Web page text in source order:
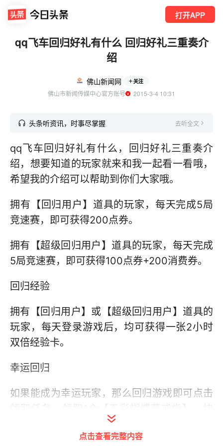
打开APP
qq飞车回归好礼有什么 回归好礼三重奏介
绍
佛山新闻网 关注
佛山市新闻传媒中心官方账号
  2015-3-4 10:31
头条听资讯，时事尽掌握 去听全文
qq飞车回归好礼有什么，回归好礼三重奏介
绍，想要知道的玩家就来和我一起看一看哦，
希望我的介绍可以帮助到你们大家哦。
拥有【回归用户】道具的玩家，每天完成5局
竞速赛，即可获得200点券。
拥有【超级回归用户】道具的玩家，每天完成
5局竞速赛，即可获得100点券+200消费券。
回归经验
拥有【回归用户】或【超级回归用户】道具的
玩家，每天登录游戏后，均可获得一张2小时
双倍经验卡。
幸运回归
如果能成为幸运玩家，那么回归游戏即可点击
来通知你的幸运好友上线吧！
点击查看完整内容